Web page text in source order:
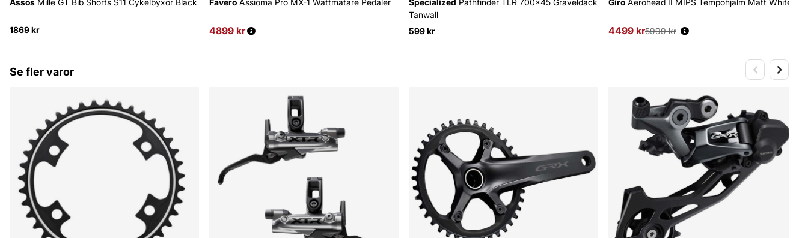
Assos Mille GT Bib Shorts S11 Cykelbyxor Black
1869 kr
Favero Assioma Pro MX-1 Wattmätare Pedaler
4899 kr
Ordinarie pris:
Specialized Pathfinder TLR 700x45 Graveldäck
Tanwall
599 kr
Giro Aerohead II MIPS Tempohjälm Matt White
4499 kr
Ordinarie pris:
5999 kr
Se fler varor